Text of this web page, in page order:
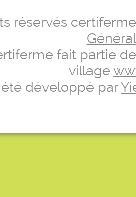
réservés
fait partie
village
développé par